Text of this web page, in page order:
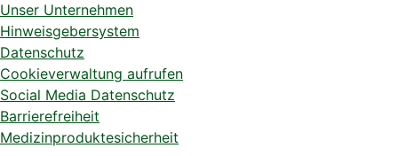
Unser Unternehmen
Hinweisgebersystem
Datenschutz
Cookieverwaltung aufrufen
Social Media Datenschutz
Barrierefreiheit
Medizinproduktesicherheit